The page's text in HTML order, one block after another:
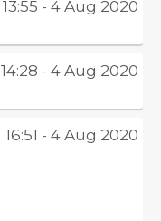
13:55 - 4 Aug 2020
14:28 - 4 Aug 2020
16:51 - 4 Aug 2020